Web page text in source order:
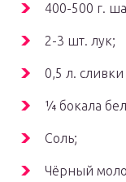
400-500 г.
2-3 шт. лук;
0,5 л. сливки
¼ бокала
Соль;
Чёрный